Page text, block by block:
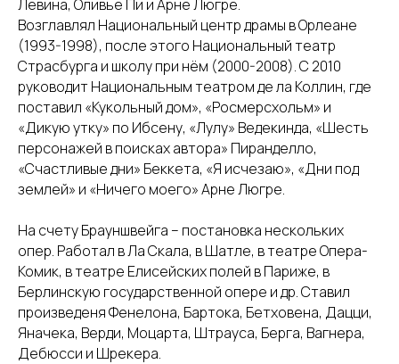
Левина, Оливье Пи и Арне Люгре.
Возглавлял Национальный центр драмы в Орлеане
(1993-1998), после этого Национальный театр
Страсбурга и школу при нём (2000-2008). С 2010
руководит Национальным театром де ла Коллин, где
поставил «Кукольный дом», «Росмерсхольм» и
«Дикую утку» по Ибсену, «Лулу» Ведекинда, «Шесть
персонажей в поисках автора» Пиранделло,
«Счастливые дни» Беккета, «Я исчезаю», «Дни под
землей» и «Ничего моего» Арне Люгре.
На счету Брауншвейга – постановка нескольких
опер. Работал в Ла Скала, в Шатле, в театре Опера-
Комик, в театре Елисейских полей в Париже, в
Берлинскую государственной опере и др. Ставил
произведеня Фенелона, Бартока, Бетховена, Дацци,
Яначека, Верди, Моцарта, Штрауса, Берга, Вагнера,
Дебюсси и Шрекера.